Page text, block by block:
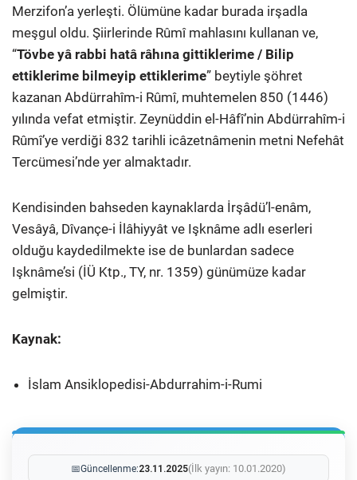
Merzifon’a yerleşti. Ölümüne kadar burada irşadla
meşgul oldu. Şiirlerinde Rûmî mahlasını kullanan ve,
“Tövbe yâ rabbi hatâ râhına gittiklerime / Bilip
ettiklerime bilmeyip ettiklerime” beytiyle şöhret
kazanan Abdürrahîm-i Rûmî, muhtemelen 850 (1446)
yılında vefat etmiştir. Zeynüddin el-Hâfî’nin Abdürrahîm-i
Rûmî’ye verdiği 832 tarihli icâzetnâmenin metni Nefehât
Tercümesi’nde yer almaktadır.
Kendisinden bahseden kaynaklarda İrşâdü’l-enâm,
Vesâyâ, Dîvançe-i İlâhiyyât ve Işknâme adlı eserleri
olduğu kaydedilmekte ise de bunlardan sadece
Işknâme’si (İÜ Ktp., TY, nr. 1359) günümüze kadar
gelmiştir.
Kaynak:
İslam Ansiklopedisi-Abdurrahim-i-Rumi
📅Güncellenme:23.11.2025(İlk yayın: 10.01.2020)